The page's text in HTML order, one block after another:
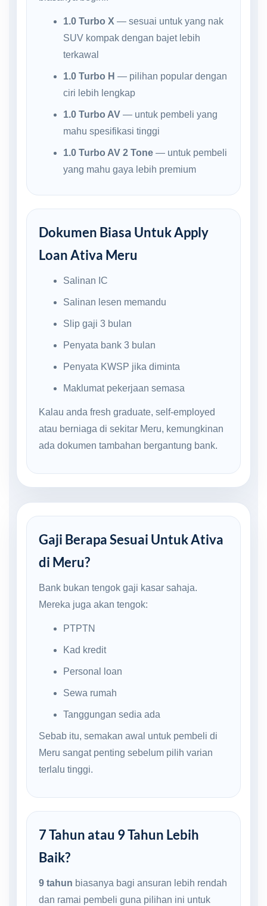
1.0 Turbo X — sesuai untuk yang nak
SUV kompak dengan bajet lebih
terkawal
1.0 Turbo H — pilihan popular dengan
ciri lebih lengkap
1.0 Turbo AV— untuk pembeli yang
mahu spesifikasi tinggi
1.0 Turbo AV 2 Tone— untuk pembeli
yang mahu gaya lebih premium
Dokumen Biasa Untuk Apply
Loan Ativa Meru
Salinan IC
Salinan lesen memandu
Slip gaji 3 bulan
Penyata bank 3 bulan
Penyata KWSP jika diminta
Maklumat pekerjaan semasa
Kalau anda fresh graduate, self-employed
atau berniaga di sekitar Meru, kemungkinan
ada dokumen tambahan bergantung bank.
Gaji Berapa Sesuai Untuk Ativa
di Meru?
Bank bukan tengok gaji kasar sahaja.
Mereka juga akan tengok:
PTPTN
Kad kredit
Personal loan
Sewa rumah
Tanggungan sedia ada
Sebab itu, semakan awal untuk pembeli di
Meru sangat penting sebelum pilih varian
terlalu tinggi.
7 Tahun atau 9 Tahun Lebih
Baik?
9 tahun biasanya bagi ansuran lebih rendah
dan ramai pembeli guna pilihan ini untuk